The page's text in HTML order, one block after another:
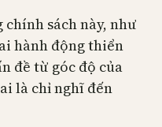
sách này, như
hành động thiển
đề từ góc độ của
là chỉ nghĩ đến